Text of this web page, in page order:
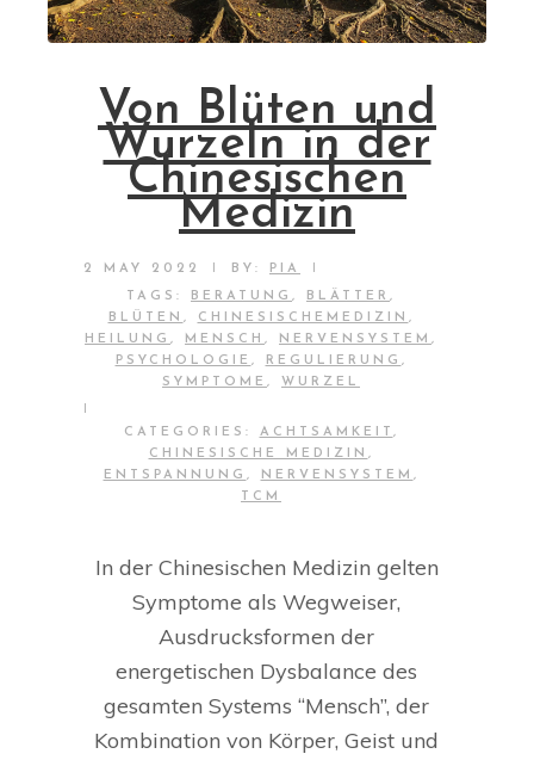
Von Blüten und
Wurzeln in der
Chinesischen
Medizin
2 MAY 2022 BY: PIA
TAGS: BERATUNG , BLÄTTER ,
BLÜTEN , CHINESISCHEMEDIZIN ,
HEILUNG , MENSCH , NERVENSYSTEM ,
PSYCHOLOGIE , REGULIERUNG ,
SYMPTOME , WURZEL
CATEGORIES: ACHTSAMKEIT ,
CHINESISCHE MEDIZIN ,
ENTSPANNUNG , NERVENSYSTEM ,
TCM
In der Chinesischen Medizin gelten
Symptome als Wegweiser,
Ausdrucksformen der
energetischen Dysbalance des
gesamten Systems “Mensch”, der
Kombination von Körper, Geist und